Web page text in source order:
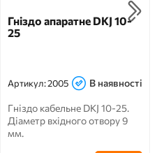
Гніздо апаратне DKJ 10-
25
Артикул:2005 В наявності
Гніздо кабельне DKJ 10-25.
Діаметр вхідного отвору 9
мм.